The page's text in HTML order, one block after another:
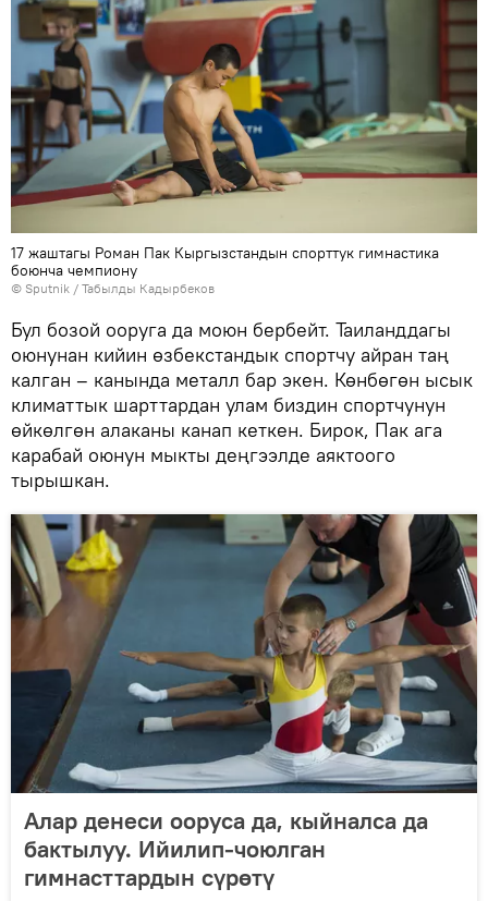
17 жаштагы Роман Пак Кыргызстандын спорттук гимнастика
боюнча чемпиону
© Sputnik / Табылды Кадырбеков
Бул бозой ооруга да моюн бербейт. Таиланддагы
оюнунан кийин өзбекстандык спортчу айран таң
калган – канында металл бар экен. Көнбөгөн ысык
климаттык шарттардан улам биздин спортчунун
өйкөлгөн алаканы канап кеткен. Бирок, Пак ага
карабай оюнун мыкты деңгээлде аяктоого
тырышкан.
Алар денеси ооруса да, кыйналса да
бактылуу. Ийилип-чоюлган
гимнасттардын сүрөтү